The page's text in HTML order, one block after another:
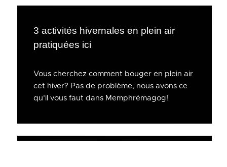
3 activités hivernales en plein air
pratiquées ici
Vous cherchez comment bouger en plein air
cet hiver? Pas de problème, nous avons ce
qu’il vous faut dans Memphrémagog!